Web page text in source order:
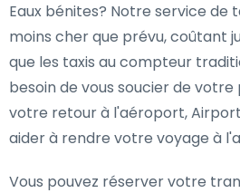
Eaux bénites? Notre service de
moins cher que prévu, coûtant
que les taxis au compteur
besoin de vous soucier de
votre retour à l'aéroport,
aider à rendre votre voyage à
Vous pouvez réserver votre